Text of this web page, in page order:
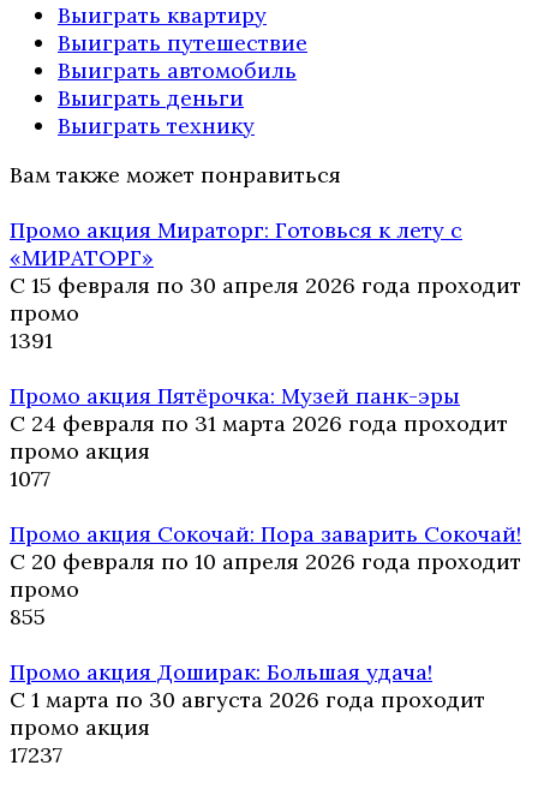
Выиграть квартиру
Выиграть путешествие
Выиграть автомобиль
Выиграть деньги
Выиграть технику
Вам также может понравиться
Промо акция Мираторг: Готовься к лету с
«МИРАТОРГ»
С 15 февраля по 30 апреля 2026 года проходит
промо
1391
Промо акция Пятёрочка: Музей панк-эры
С 24 февраля по 31 марта 2026 года проходит
промо акция
1077
Промо акция Сокочай: Пора заварить Сокочай!
С 20 февраля по 10 апреля 2026 года проходит
промо
855
Промо акция Доширак: Большая удача!
С 1 марта по 30 августа 2026 года проходит
промо акция
17237